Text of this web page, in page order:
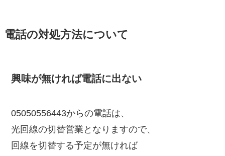
電話の対処方法について
興味が無ければ電話に出ない
05050556443からの電話は、
光回線の切替営業となりますので、
回線を切替する予定が無ければ